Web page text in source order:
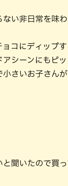
い非日常を味
コにディップ
シーンにもピッ
さいお子さん
聞いたので買っ